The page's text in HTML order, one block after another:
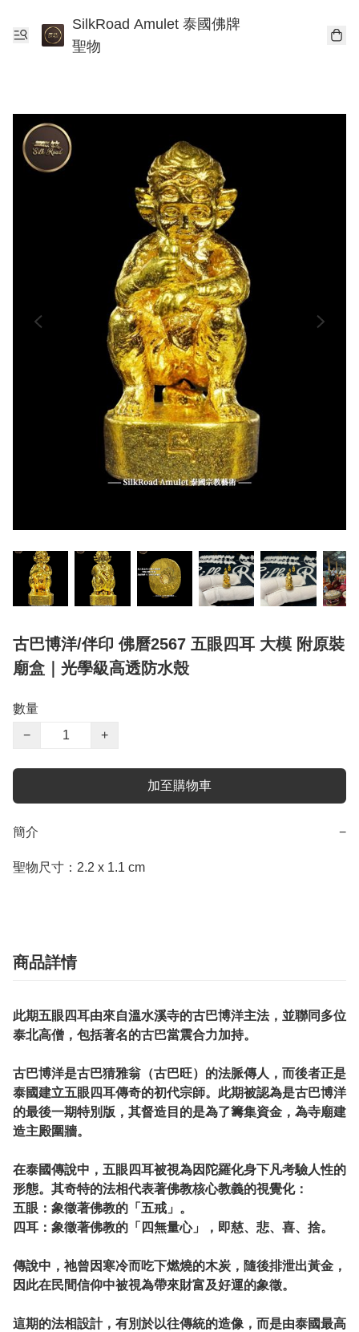
SilkRoad Amulet 泰國佛牌
聖物
古巴博洋/伴印 佛曆2567 五眼四耳 大模 附原裝
廟盒｜光學級高透防水殼
數量
−
+
加至購物車
簡介 −
聖物尺寸：2.2 x 1.1 cm
商品詳情
此期五眼四耳由來自溫水溪寺的古巴博洋主法，並聯同多位
泰北高僧，包括著名的古巴當震合力加持。
古巴博洋是古巴猜雅翁（古巴旺）的法脈傳人，而後者正是
泰國建立五眼四耳傳奇的初代宗師。此期被認為是古巴博洋
的最後一期特別版，其督造目的是為了籌集資金，為寺廟建
造主殿圍牆。
在泰國傳說中，五眼四耳被視為因陀羅化身下凡考驗人性的
形態。其奇特的法相代表著佛教核心教義的視覺化：
五眼：象徵著佛教的「五戒」。
四耳：象徵著佛教的「四無量心」，即慈、悲、喜、捨。
傳說中，祂曾因寒冷而吃下燃燒的木炭，隨後排泄出黃金，
因此在民間信仰中被視為帶來財富及好運的象徵。
這期的法相設計，有別於以往傳統的造像，而是由泰國最高